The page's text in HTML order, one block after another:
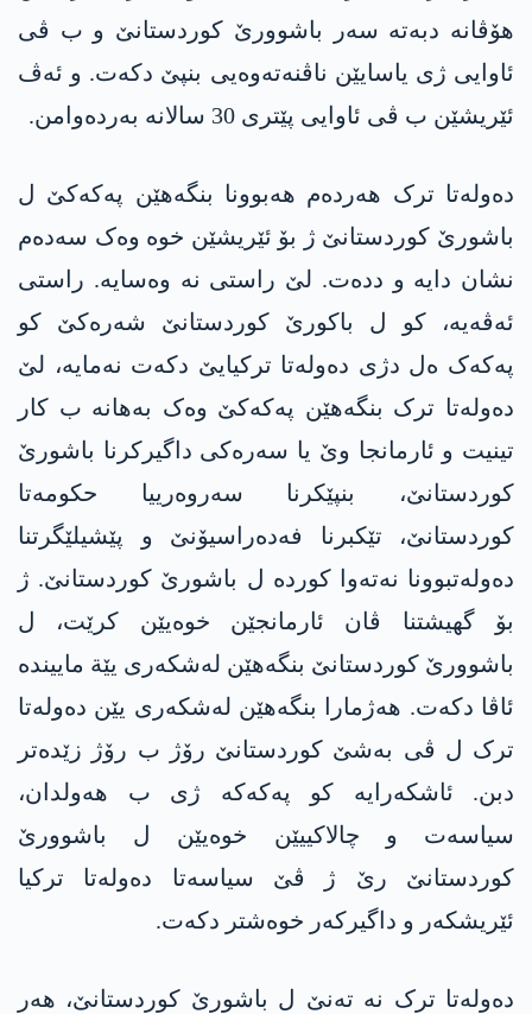
ھۆڤانە دبەتە سەر باشوورێ کوردستانێ و ب ڤی
ئاوایی ژی یاسایێن ناڤنەتەوەیی بنپێ دکەت. و ئەڤ
ئێریشێن ب ڤی ئاوایی پێتری 30 سالانە بەردەوامن.
دەولەتا ترک ھەردەم ھەبوونا بنگەھێن پەکەکێ ل
باشورێ کوردستانێ ژ بۆ ئێریشێن خوە وەک سەدەم
نشان دایە و ددەت. لێ راستی نە وەسایە. راستی
ئەڤەیە، کو ل باکورێ کوردستانێ شەرەکێ کو
پەکەک ەل دژی دەولەتا ترکیایێ دکەت نەمایە، لێ
دەولەتا ترک بنگەھێن پەکەکێ وەک بەهانە ب کار
تینیت و ئارمانجا وێ یا سەرەکی داگیرکرنا باشورێ
کوردستانێ، بنپێکرنا سەروەرییا حکومەتا
کوردستانێ، تێکبرنا فەدەراسیۆنێ و پێشیلێگرتنا
دەولەتبوونا نەتەوا کوردە ل باشورێ کوردستانێ. ژ
بۆ گھیشتنا ڤان ئارمانجێن خوەیێن کرێت، ل
باشوورێ کوردستانێ بنگەھێن لەشکەری یێة ماییندە
ئاڤا دکەت. ھەژمارا بنگەھێن لەشکەری یێن دەولەتا
ترک ل ڤی بەشێ کوردستانێ رۆژ ب رۆژ زێدەتر
دبن. ئاشکەرایە کو پەکەکە ژی ب ھەولدان،
سیاسەت و چالاکییێن خوەیێن ل باشوورێ
کوردستانێ رێ ژ ڤێ سیاسەتا دەولەتا ترکیا
ئێریشکەر و داگیرکەر خوەشتر دکەت.
دەولەتا ترک نە تەنێ ل باشورێ کوردستانێ، ھەر